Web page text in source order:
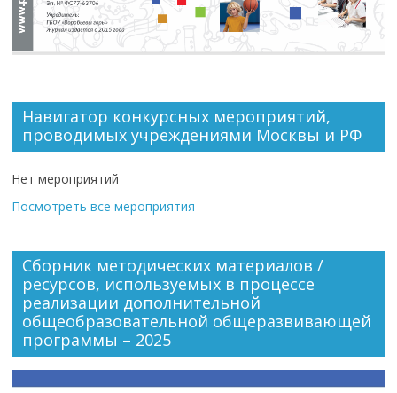
Навигатор конкурсных мероприятий,
проводимых учреждениями Москвы и РФ
Нет мероприятий
Посмотреть все мероприятия
Сборник методических материалов /
ресурсов, используемых в процессе
реализации дополнительной
общеобразовательной общеразвивающей
программы – 2025